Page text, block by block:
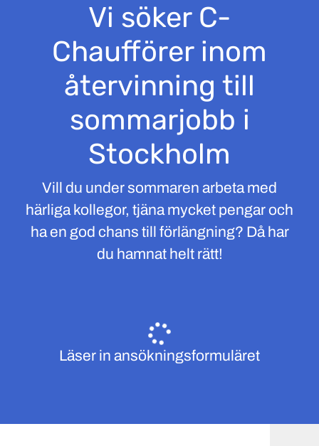
Vi söker C-
Chaufförer inom
återvinning till
sommarjobb i
Stockholm
Vill du under sommaren arbeta med
härliga kollegor, tjäna mycket pengar och
ha en god chans till förlängning? Då har
du hamnat helt rätt!
Läser in ansökningsformuläret